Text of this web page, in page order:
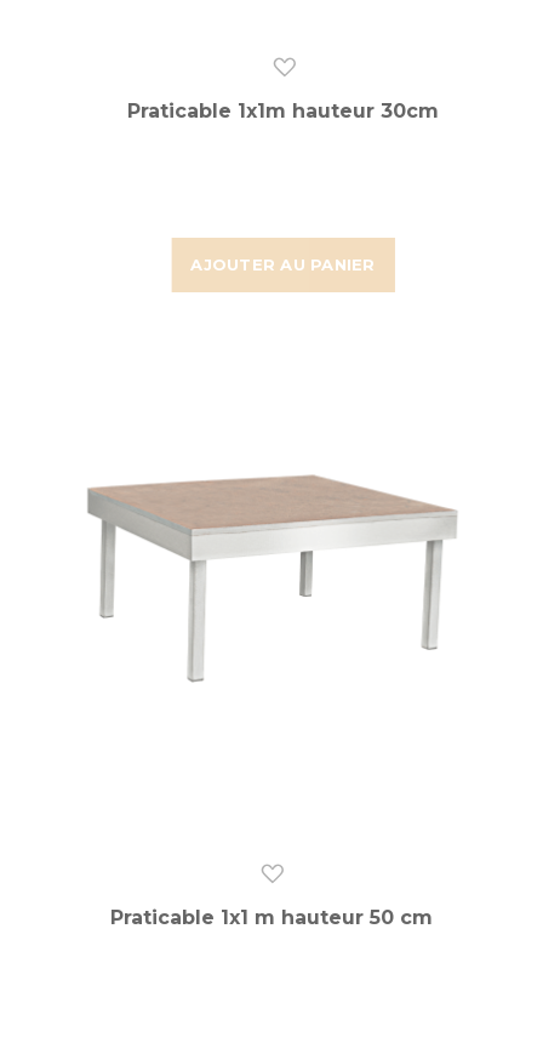
AJOUTER AU PANIER
Praticable 1x1m hauteur 30cm
Praticable 1x1 m hauteur 50 cm